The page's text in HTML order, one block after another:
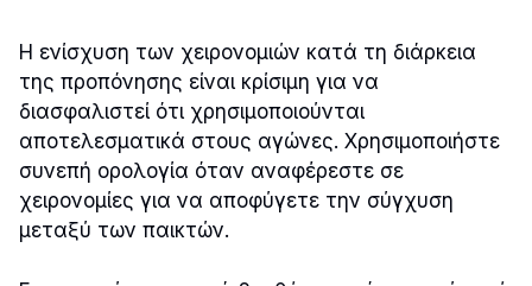
Η ενίσχυση των χειρονομιών κατά τη διάρκεια
της προπόνησης είναι κρίσιμη για να
διασφαλιστεί ότι χρησιμοποιούνται
αποτελεσματικά στους αγώνες. Χρησιμοποιήστε
συνεπή ορολογία όταν αναφέρεστε σε
χειρονομίες για να αποφύγετε την σύγχυση
μεταξύ των παικτών.